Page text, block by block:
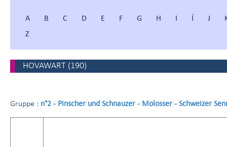
A B C D E F G H I Í J
Z
HOVAWART (190)
Gruppe : n°2 - Pinscher und Schnauzer - Molosser - Schweizer